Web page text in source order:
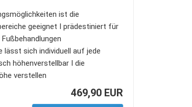
ist die
geeignet I prädestiniert für
lässt sich individuell auf jede
höhenverstellbar I die
verstellen
469,90 EUR